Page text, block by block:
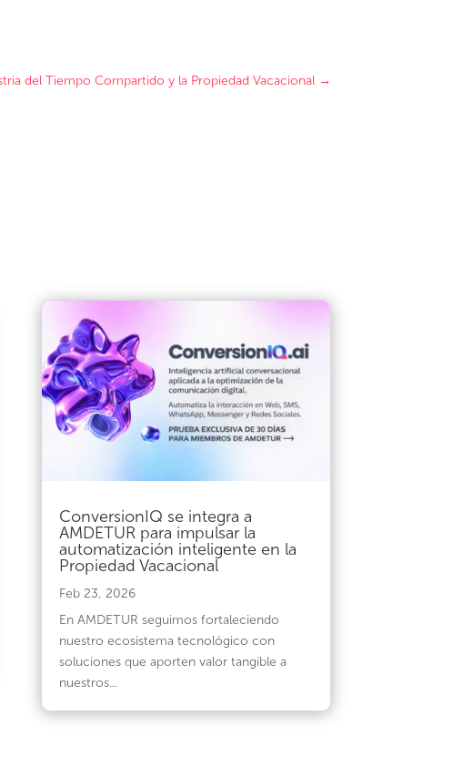
del Tiempo Compartido y la Propiedad Vacacional→
ConversionIQ se integra a
AMDETUR para impulsar la
automatización inteligente en la
Propiedad Vacacional
Feb 23, 2026
En AMDETUR seguimos fortaleciendo
nuestro ecosistema tecnológico con
soluciones que aporten valor tangible a
nuestros...